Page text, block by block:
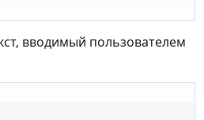
вводимый пользователем